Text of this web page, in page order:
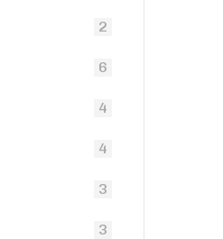
2
6
4
4
3
3